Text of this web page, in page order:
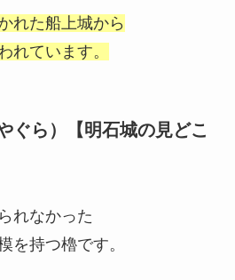
れた船上城から
れています。
ぐら）【明石城の見どこ
れなかった
を持つ櫓です。